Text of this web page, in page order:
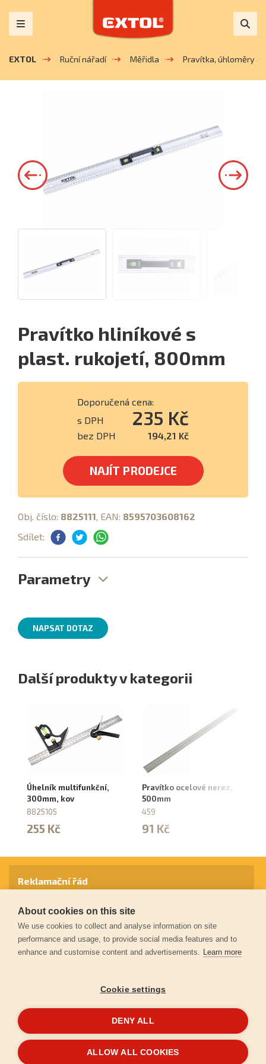
EXTOL Ruční nářadí Měřidla Pravítka, úhloměry a
Pravítko hliníkové s
plast. rukojetí, 800mm
Doporučená cena:
s DPH
235 Kč
bez DPH 194,21 Kč
NAJÍT PRODEJCE
Obj. číslo: 8825111, EAN: 8595703608162
Sdílet:
Parametry
NAPSAT DOTAZ
Další produkty v kategorii
Úhelník multifunkční,
300mm, kov
8825105
255 Kč
Pravítko ocelové nerez,
500mm
459
91 Kč
© 2026Extol.cz- Všechna práva vyhrazena
Reklamační řád
Záruční podmínky
Ochrana osobních údajů
About cookies on this site
We use cookies to collect and analyse information on site
performance and usage, to provide social media features and to
enhance and customise content and advertisements. Learn more
Cookie settings
DENY ALL
ALLOW ALL COOKIES